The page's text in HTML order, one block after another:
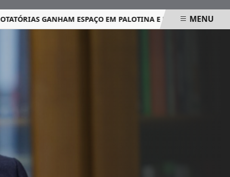
GANHAM ESPAÇO EM PALOTINA E REFORÇAM MENU